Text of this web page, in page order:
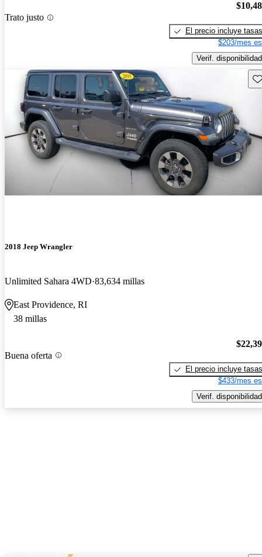
Trato justo
El precio incluye tasas
$203/mes
Verif. disponibilidad
2018 Jeep Wrangler
Unlimited Sahara 4WD 83,634 millas
East Providence, RI
38 millas
Buena oferta
El precio incluye tasas
$433/mes
Verif. disponibilidad